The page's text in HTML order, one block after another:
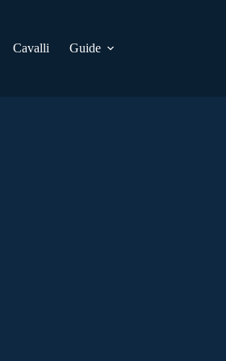
Cavalli Guide